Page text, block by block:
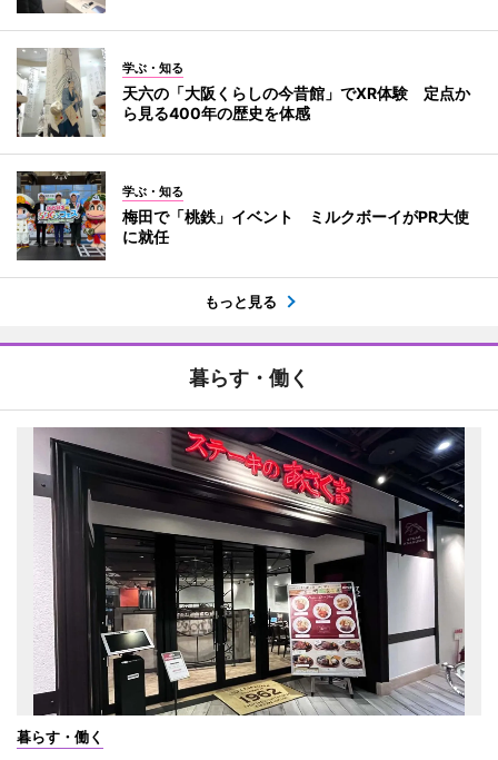
学ぶ・知る
天六の「大阪くらしの今昔館」でXR体験 定点か
ら見る400年の歴史を体感
学ぶ・知る
梅田で「桃鉄」イベント ミルクボーイがPR大使
に就任
もっと見る
暮らす・働く
暮らす・働く